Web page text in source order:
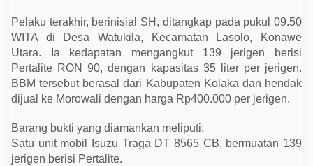
k
a
p
Pelaku terakhir, berinisial SH, ditangkap pada pukul 09.50
WITA di Desa Watukila, Kecamatan Lasolo, Konawe
Utara. Ia kedapatan mengangkut 139 jerigen berisi
Pertalite RON 90, dengan kapasitas 35 liter per jerigen.
BBM tersebut berasal dari Kabupaten Kolaka dan hendak
dijual ke Morowali dengan harga Rp400.000 per jerigen.
Barang bukti yang diamankan meliputi:
Satu unit mobil Isuzu Traga DT 8565 CB, bermuatan 139
jerigen berisi Pertalite.